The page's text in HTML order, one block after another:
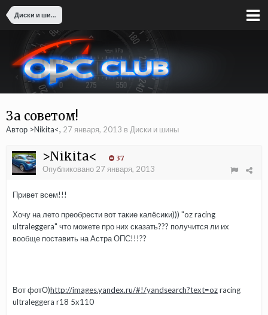
Диски и шины
За советом!
Автор >Nikita<, 27 января, 2013 в Диски и шины
>Nikita< 37
Опубликовано 27 января, 2013
Привет всем!!!
Хочу на лето преобрести вот такие калёсики))) "oz racing
ultraleggera" что можете про них сказать??? получится ли их
вообще поставить на Астра ОПС!!!??
Вот фотО)http://images.yandex.ru/#!/yandsearch?text=ozracing
ultraleggera r18 5x110